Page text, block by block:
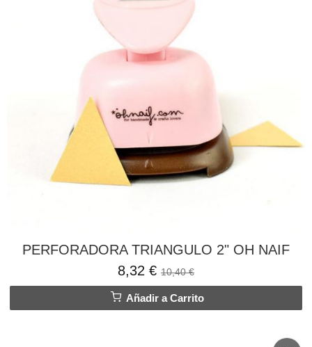
PERFORADORA TRIANGULO 2" OH NAIF
8,32 € 10,40 €
Añadir a Carrito